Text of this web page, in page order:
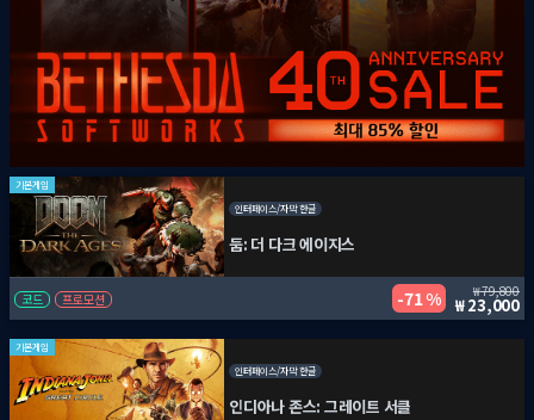
기본게임
인터페이스/자막 한글
둠: 더 다크 에이지스
코드 프로모션 71 % 79,800
23,000
기본게임
인터페이스/자막 한글
인디아나 존스: 그레이트 서클